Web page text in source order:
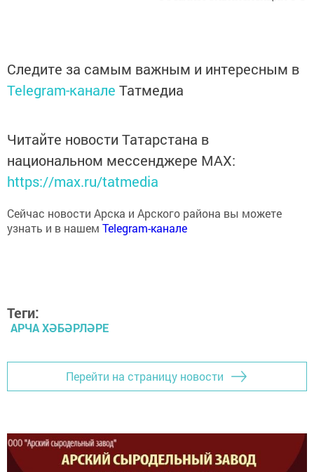
Telegram-каналеТатмедиа
Читайте новости Татарстана в
национальном мессенджере MАХ:
https://max.ru/tatmedia
узнать и в нашемTelegram-канале
АРЧА ХӘБӘРЛӘРЕ
Перейти на страницу новости